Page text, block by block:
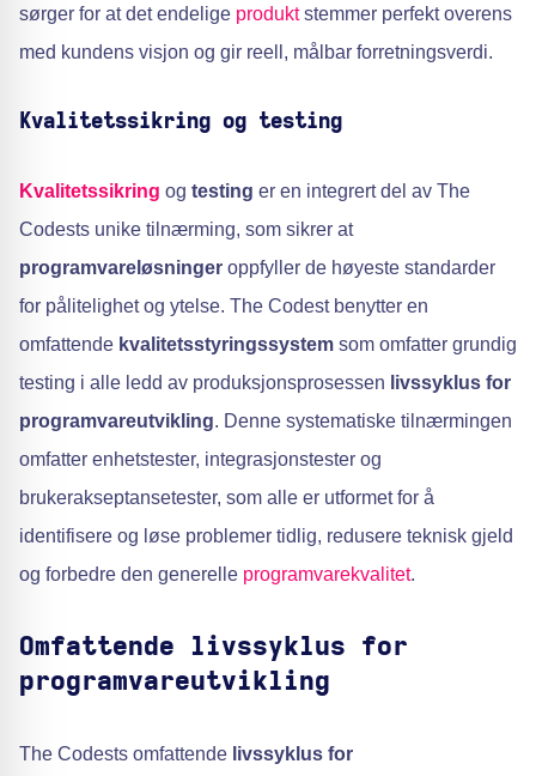
sørger for at det endelige produktstemmer perfekt overens
med kundens visjon og gir reell, målbar forretningsverdi.
Kvalitetssikring og testing
Kvalitetssikring og testing er en integrert del av The
Codests unike tilnærming, som sikrer at
programvareløsninger oppfyller de høyeste standarder
for pålitelighet og ytelse. The Codest benytter en
omfattende kvalitetsstyringssystem som omfatter grundig
testing i alle ledd av produksjonsprosessen livssyklus for
programvareutvikling. Denne systematiske tilnærmingen
omfatter enhetstester, integrasjonstester og
brukerakseptansetester, som alle er utformet for å
identifisere og løse problemer tidlig, redusere teknisk gjeld
og forbedre den generelle programvarekvalitet.
Omfattende livssyklus for
programvareutvikling
The Codests omfattende livssyklus for